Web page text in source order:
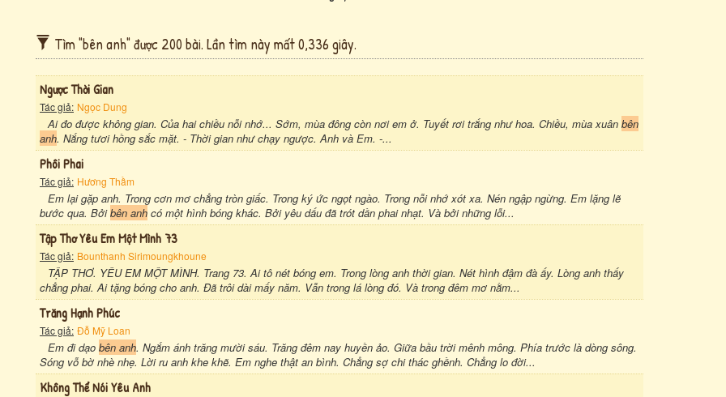
Tìm "bên anh" được 200 bài. Lần tìm này mất 0,336 giây.
Ngược Thời Gian
Tác giả: Ngọc Dung
Ai đo được không gian. Của hai chiều nỗi nhớ... Sớm, mùa đông còn nơi em ở. Tuyết rơi trắng như hoa. Chiều, mùa xuân bên
anh. Nắng tươi hồng sắc mặt. - Thời gian như chạy ngược. Anh và Em. -...
Phôi Phai
Tác giả: Hương Thầm
Em lại gặp anh. Trong cơn mơ chẳng tròn giấc. Trong ký ức ngọt ngào. Trong nỗi nhớ xót xa. Nén ngập ngừng. Em lặng lẽ
bước qua. Bởibên anh có một hình bóng khác. Bởi yêu dấu đã trót dần phai nhạt. Và bởi những lỗi...
Tập Thơ Yêu Em Một Mình 73
Tác giả: Bounthanh Sirimoungkhoune
TẬP THƠ. YÊU EM MỘT MÌNH. Trang 73. Ai tô nét bóng em. Trong lòng anh thời gian. Nét hình đậm đà ấy. Lòng anh thấy
chẳng phai. Ai tặng bóng cho anh. Đã trôi dài mấy năm. Vẫn trong lá lòng đó. Và trong đêm mơ nằm...
Trăng Hạnh Phúc
Tác giả: Đỗ Mỹ Loan
Em đi dạo bên anh. Ngắm ánh trăng mười sáu. Trăng đêm nay huyền ảo. Giữa bầu trời mênh mông. Phía trước là dòng sông.
Sóng vỗ bờ nhè nhẹ. Lời ru anh khe khẽ. Em nghe thật an bình. Chẳng sợ chi thác ghềnh. Chẳng lo đời...
Không Thể Nói Yêu Anh